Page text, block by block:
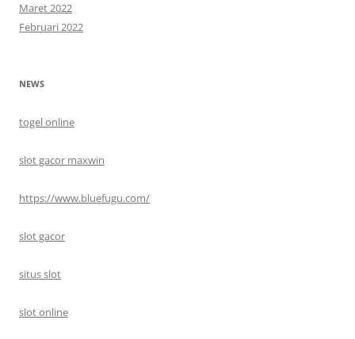
Maret 2022
Februari 2022
NEWS
togel online
slot gacor maxwin
https://www.bluefugu.com/
slot gacor
situs slot
slot online